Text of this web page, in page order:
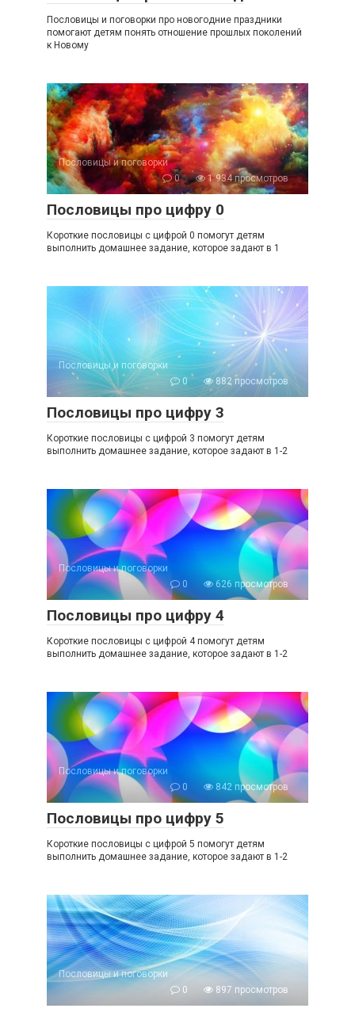
Пословицы и поговорки про новогодние праздники
помогают детям понять отношение прошлых поколений
к Новому
Пословицы и поговорки
0
1 934 просмотров
Пословицы про цифру 0
Короткие пословицы с цифрой 0 помогут детям
выполнить домашнее задание, которое задают в 1
Пословицы и поговорки
0
882 просмотров
Пословицы про цифру 3
Короткие пословицы с цифрой 3 помогут детям
выполнить домашнее задание, которое задают в 1-2
Пословицы и поговорки
0
626 просмотров
Пословицы про цифру 4
Короткие пословицы с цифрой 4 помогут детям
выполнить домашнее задание, которое задают в 1-2
Пословицы и поговорки
0
842 просмотров
Пословицы про цифру 5
Короткие пословицы с цифрой 5 помогут детям
выполнить домашнее задание, которое задают в 1-2
Пословицы и поговорки
0
897 просмотров